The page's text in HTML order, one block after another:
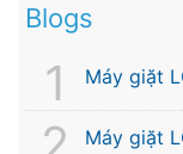
Blogs
Máy giặt
Máy giặt